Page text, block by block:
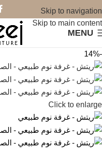
Skip to navigation
Skip to main content
MENU
-14%
Click to enlarge